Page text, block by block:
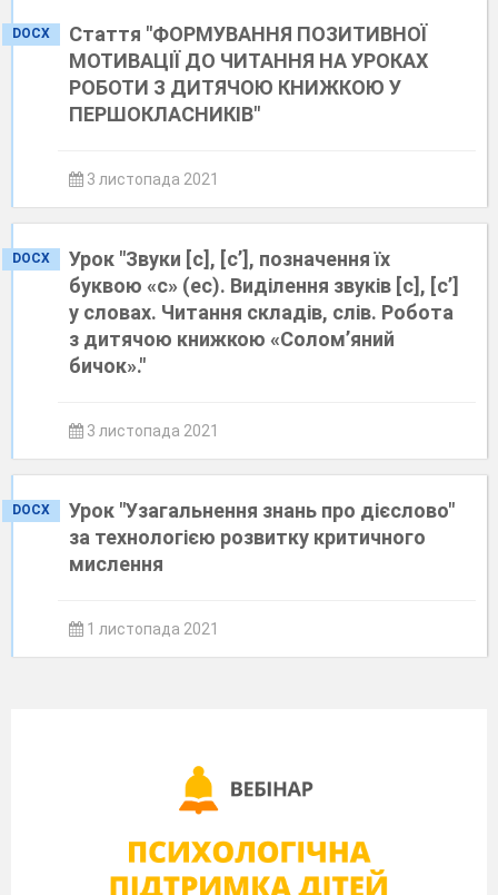
DOCX
Стаття "ФОРМУВАННЯ ПОЗИТИВНОЇ
МОТИВАЦІЇ ДО ЧИТАННЯ НА УРОКАХ
РОБОТИ З ДИТЯЧОЮ КНИЖКОЮ У
ПЕРШОКЛАСНИКІВ"
3 листопада 2021
DOCX
Урок "Звуки [c], [c’], позначення їх
буквою «с» (ес). Виділення звуків [c], [c’]
у словах. Читання складів, слів. Робота
з дитячою книжкою «Солом’яний
бичок»."
3 листопада 2021
DOCX
Урок "Узагальнення знань про дієслово"
за технологією розвитку критичного
мислення
1 листопада 2021